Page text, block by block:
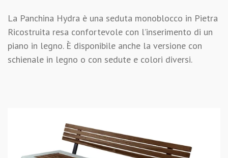
La Panchina Hydra è una seduta monoblocco in Pietra
Ricostruita resa confortevole con l’inserimento di un
piano in legno. È disponibile anche la versione con
schienale in legno o con sedute e colori diversi.